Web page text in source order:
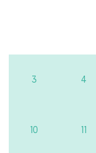
3 4
10 11